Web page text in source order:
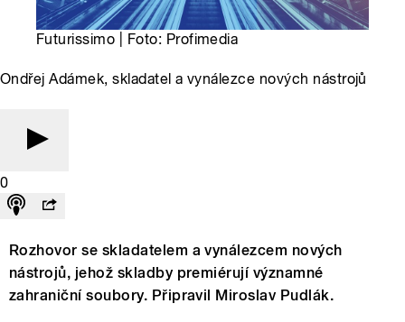
Futurissimo | Foto: Profimedia
Ondřej Adámek, skladatel a vynálezce nových nástrojů
0
Rozhovor se skladatelem a vynálezcem nových
nástrojů, jehož skladby premiérují významné
zahraniční soubory. Připravil Miroslav Pudlák.